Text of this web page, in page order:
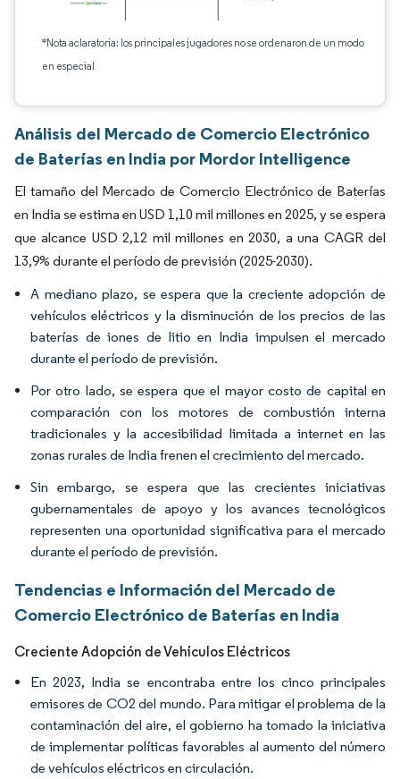
*Nota aclaratoria: los principales jugadores no se ordenaron de un modo
en especial
Análisis del Mercado de Comercio Electrónico
de Baterías en India por Mordor Intelligence
El tamaño del Mercado de Comercio Electrónico de Baterías
en India se estima en USD 1,10 mil millones en 2025, y se espera
que alcance USD 2,12 mil millones en 2030, a una CAGR del
13,9% durante el período de previsión (2025-2030).
A mediano plazo, se espera que la creciente adopción de
vehículos eléctricos y la disminución de los precios de las
baterías de iones de litio en India impulsen el mercado
durante el período de previsión.
Por otro lado, se espera que el mayor costo de capital en
comparación con los motores de combustión interna
tradicionales y la accesibilidad limitada a internet en las
zonas rurales de India frenen el crecimiento del mercado.
Sin embargo, se espera que las crecientes iniciativas
gubernamentales de apoyo y los avances tecnológicos
representen una oportunidad significativa para el mercado
durante el período de previsión.
Tendencias e Información del Mercado de
Comercio Electrónico de Baterías en India
Creciente Adopción de Vehículos Eléctricos
En 2023, India se encontraba entre los cinco principales
emisores de CO2 del mundo. Para mitigar el problema de la
contaminación del aire, el gobierno ha tomado la iniciativa
de implementar políticas favorables al aumento del número
de vehículos eléctricos en circulación.